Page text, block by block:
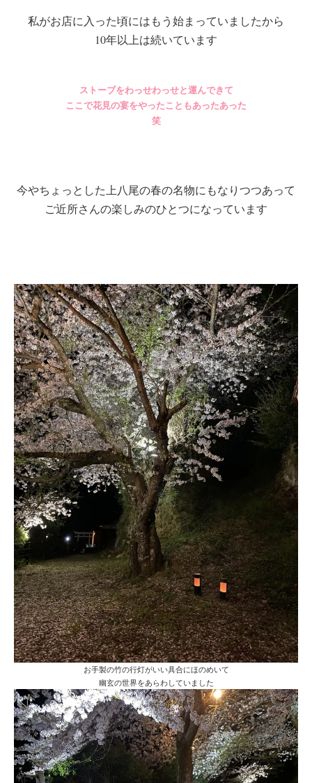
私がお店に入った頃にはもう始まっていましたから
10年以上は続いています
ストーブをわっせわっせと運んできて
ここで花見の宴をやったこともあったあった
笑
今やちょっとした上八尾の春の名物にもなりつつあって
ご近所さんの楽しみのひとつになっています
お手製の竹の行灯がいい具合にほのめいて
幽玄の世界をあらわしていました